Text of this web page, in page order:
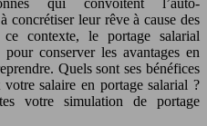
concrétiser leur rêve à cause des
ce contexte, le portage salarial
conserver les avantages en
Quels sont ses bénéfices
salaire en portage salarial ?
votre simulation de portage